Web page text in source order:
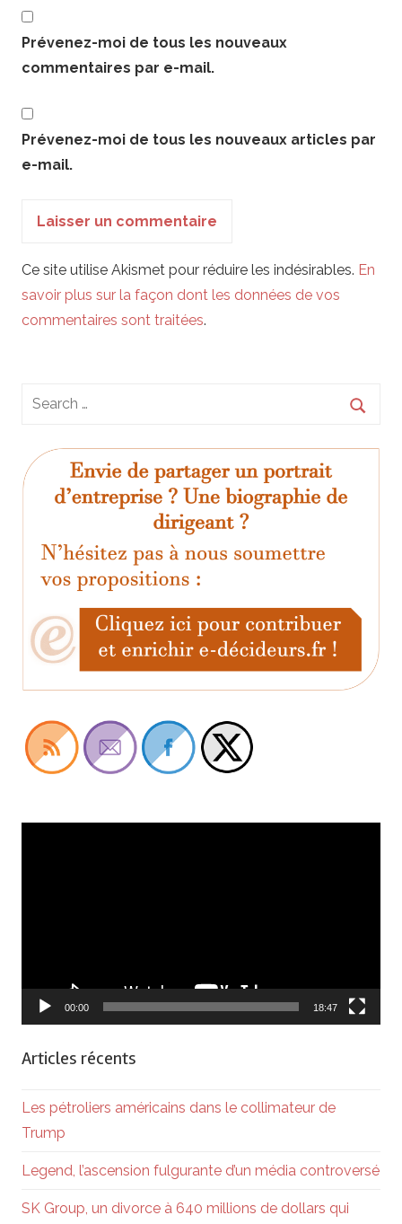
Prévenez-moi de tous les nouveaux
commentaires par e-mail.
Prévenez-moi de tous les nouveaux articles par
e-mail.
Ce site utilise Akismet pour réduire les indésirables. En
savoir plus sur la façon dont les données de vos
commentaires sont traitées.
00:00 18:47
Articles récents
Les pétroliers américains dans le collimateur de
Trump
Legend, l’ascension fulgurante d’un média controversé
SK Group, un divorce à 640 millions de dollars qui